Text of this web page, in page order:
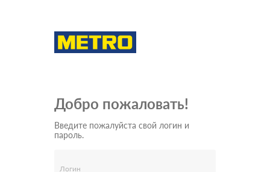
Добро пожаловать!
Введите пожалуйста свой логин и
пароль.
Логин